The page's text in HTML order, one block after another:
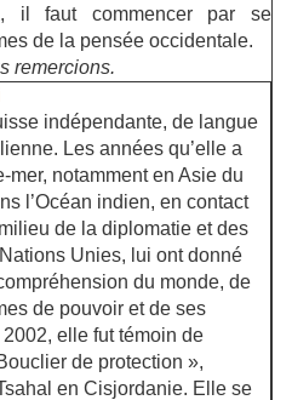
il faut commencer par se
de la pensée occidentale.
remercions.
indépendante, de langue
Les années qu’elle a
mer, notamment en Asie du
l’Océan indien, en contact
de la diplomatie et des
Unies, lui ont donné
du monde, de
de pouvoir et de ses
elle fut témoin de
de protection »,
en Cisjordanie. Elle se